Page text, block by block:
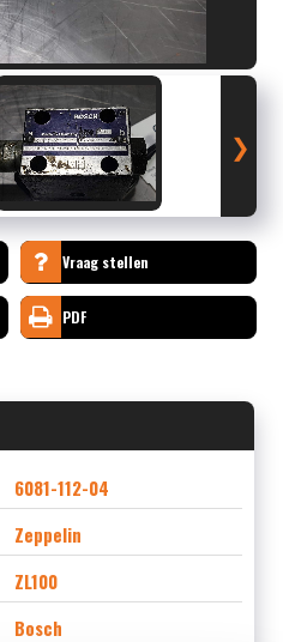
❯
Vraag stellen
PDF
6081-112-04
Zeppelin
ZL100
Bosch